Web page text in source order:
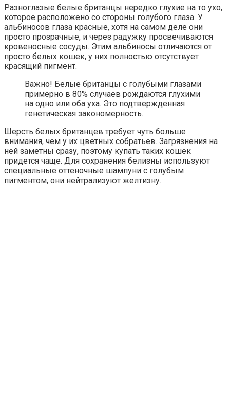
Разноглазые белые британцы нередко глухие на то ухо,
которое расположено со стороны голубого глаза. У
альбиносов глаза красные, хотя на самом деле они
просто прозрачные, и через радужку просвечиваются
кровеносные сосуды. Этим альбиносы отличаются от
просто белых кошек, у них полностью отсутствует
красящий пигмент.
Важно! Белые британцы с голубыми глазами
примерно в 80% случаев рождаются глухими
на одно или оба уха. Это подтвержденная
генетическая закономерность.
Шерсть белых британцев требует чуть больше
внимания, чем у их цветных собратьев. Загрязнения на
ней заметны сразу, поэтому купать таких кошек
придется чаще. Для сохранения белизны используют
специальные оттеночные шампуни с голубым
пигментом, они нейтрализуют желтизну.